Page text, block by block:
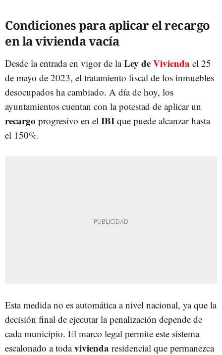
Condiciones para aplicar el recargo
en la vivienda vacía
Desde la entrada en vigor de laLey deVivienda el 25
de mayo de 2023, el tratamiento fiscal de los inmuebles
desocupados ha cambiado. A día de hoy, los
ayuntamientos cuentan con la potestad de aplicar un
recargo progresivo en el IBI que puede alcanzar hasta
el 150%.
Esta medida no es automática a nivel nacional, ya que la
decisión final de ejecutar la penalización depende de
cada municipio. El marco legal permite este sistema
escalonado a todavivienda residencial que permanezca